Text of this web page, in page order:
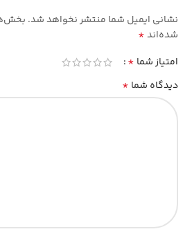
نشانی ایمیل شما منتشر نخواهد شد.
شده‌اند*
امتیاز شما *
دیدگاه شما *